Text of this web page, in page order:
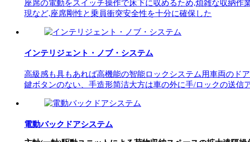
座席の電動をスイッチ操作で床下に収めるため,煩雑な収納
現など,座席剛性と乗員衝突安全性を十分に確保した
インテリジェント・ノブ・システム
高級感も具もあれば高機能の智能ロックシステム用車両のド
鍵ボタンのない、手造形简洁大方は車の外に手/ロックの送
電動バックドアシステム